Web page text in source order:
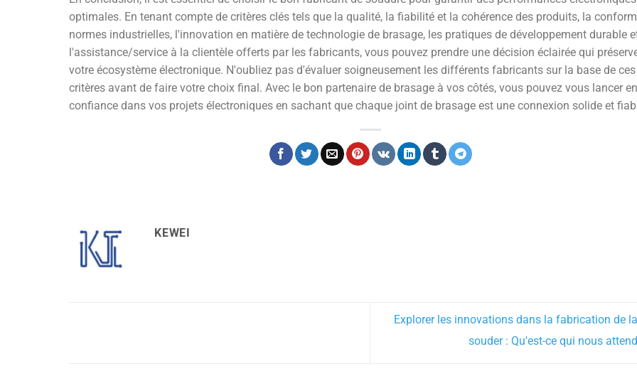
optimales. En tenant compte de critères clés tels que la qualité, la fiabilité et la cohérence des produits, la
normes industrielles, l'innovation en matière de technologie de brasage, les pratiques de développement durable
l'assistance/service à la clientèle offerts par les fabricants, vous pouvez prendre une décision éclairée qui
votre écosystème électronique. N'oubliez pas d'évaluer soigneusement les différents fabricants sur la base de ces
critères avant de faire votre choix final. Avec le bon partenaire de brasage à vos côtés, vous pouvez vous lancer
confiance dans vos projets électroniques en sachant que chaque joint de brasage est une connexion solide et
KEWEI
Explorer les innovations dans la fabrication de
souder : Qu'est-ce qui nous